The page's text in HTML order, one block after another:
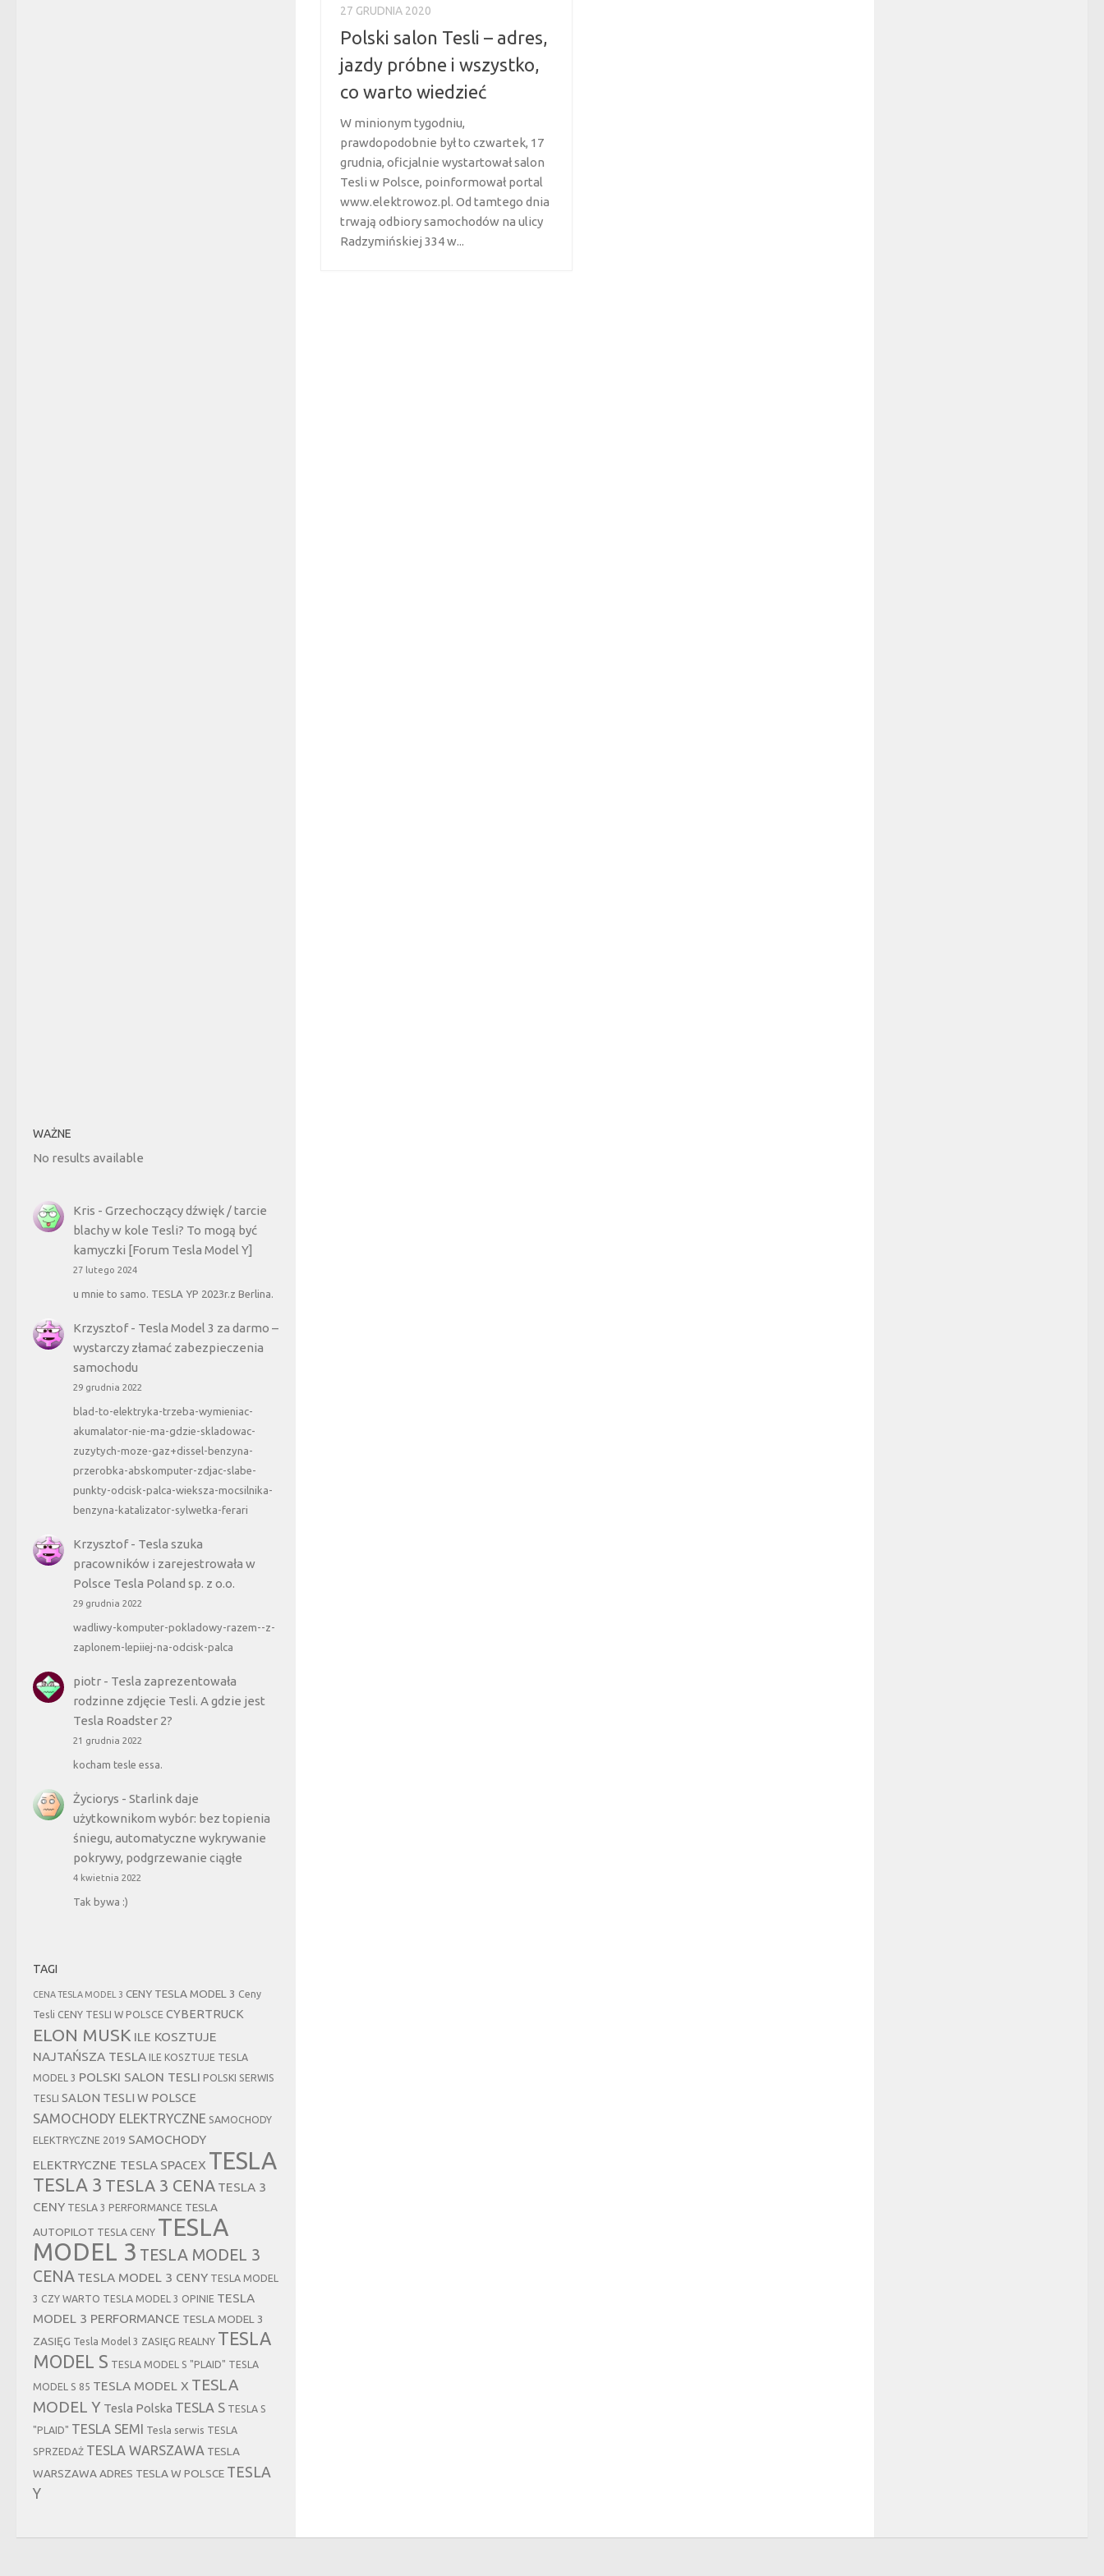
27 GRUDNIA 2020
Polski salon Tesli – adres,
jazdy próbne i wszystko,
co warto wiedzieć
W minionym tygodniu,
prawdopodobnie był to czwartek, 17
grudnia, oficjalnie wystartował salon
Tesli w Polsce, poinformował portal
www.elektrowoz.pl. Od tamtego dnia
trwają odbiory samochodów na ulicy
Radzymińskiej 334 w...
WAŻNE
No results available
Kris - Grzechoczący dźwięk / tarcie
blachy w kole Tesli? To mogą być
kamyczki [Forum Tesla Model Y]
27 lutego 2024
u mnie to samo. TESLA YP 2023r.z Berlina.
Krzysztof- Tesla Model 3 za darmo –
wystarczy złamać zabezpieczenia
samochodu
29 grudnia 2022
blad-to-elektryka-trzeba-wymieniac-
akumalator-nie-ma-gdzie-skladowac-
zuzytych-moze-gaz+dissel-benzyna-
przerobka-abskomputer-zdjac-slabe-
punkty-odcisk-palca-wieksza-mocsilnika-
benzyna-katalizator-sylwetka-ferari
Krzysztof- Tesla szuka
pracowników i zarejestrowała w
Polsce Tesla Poland sp. z o.o.
29 grudnia 2022
wadliwy-komputer-pokladowy-razem--z-
zaplonem-lepiiej-na-odcisk-palca
piotr- Tesla zaprezentowała
rodzinne zdjęcie Tesli. A gdzie jest
Tesla Roadster 2?
21 grudnia 2022
kocham tesle essa.
Życiorys - Starlink daje
użytkownikom wybór: bez topienia
śniegu, automatyczne wykrywanie
pokrywy, podgrzewanie ciągłe
4 kwietnia 2022
Tak bywa :)
TAGI
CENA TESLA MODEL 3 CENY TESLA MODEL 3 Ceny
Tesli CENY TESLI W POLSCE CYBERTRUCK
ELON MUSK ILE KOSZTUJE
NAJTAŃSZA TESLA
ILE KOSZTUJE TESLA
MODEL 3 POLSKI SALON TESLI POLSKI SERWIS
TESLI
SALON TESLI W POLSCE
SAMOCHODY ELEKTRYCZNE SAMOCHODY
ELEKTRYCZNE 2019 SAMOCHODY
ELEKTRYCZNE TESLA SPACEX TESLA
TESLA 3 TESLA 3 CENA TESLA 3
CENY TESLA 3 PERFORMANCE TESLA
AUTOPILOT TESLA CENY TESLA
MODEL 3 TESLA MODEL 3
CENA TESLA MODEL 3 CENY TESLA MODEL
3 CZY WARTO TESLA MODEL 3 OPINIE TESLA
MODEL 3 PERFORMANCE TESLA MODEL 3
ZASIĘG Tesla Model 3 ZASIĘG REALNY TESLA
MODEL S TESLA MODEL S "PLAID" TESLA
MODEL S 85 TESLA MODEL X TESLA
MODEL Y Tesla Polska TESLA S TESLA S
"PLAID" TESLA SEMI Tesla serwis TESLA
SPRZEDAŻ TESLA WARSZAWA TESLA
WARSZAWA ADRES TESLA W POLSCE TESLA
Y